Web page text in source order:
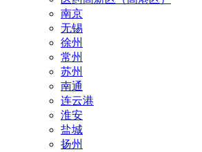
南京
无锡
徐州
常州
苏州
南通
连云港
淮安
盐城
扬州